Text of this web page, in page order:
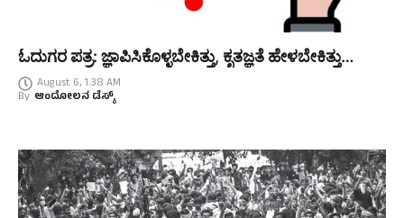
ಓದುಗರ ಪತ್ರ: ಜ್ಞಾಪಿಸಿಕೊಳ್ಳಬೇಕಿತ್ತು, ಕೃತಜ್ಞತೆ ಹೇಳಬೇಕಿತ್ತು…
August 6, 1:38 AM
By ಆಂದೋಲನ ಡೆಸ್ಕ್